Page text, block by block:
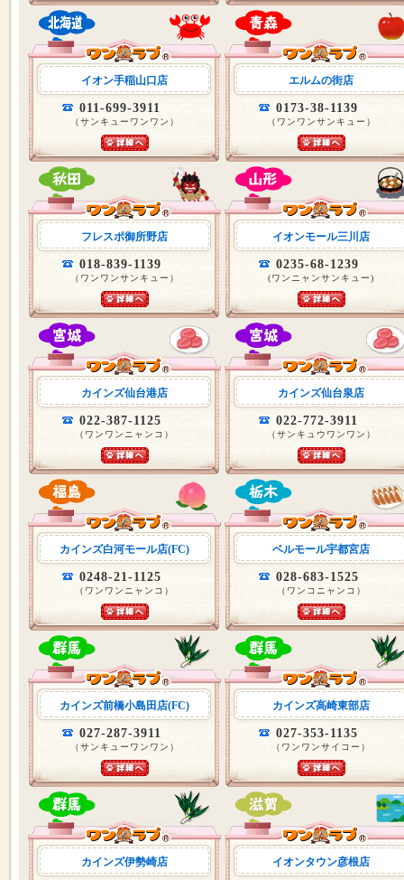
イオン手稲山口店
011-699-3911
（サンキューワンワン）
エルムの街店
0173-38-1139
（ワンワンサンキュー）
フレスポ御所野店
018-839-1139
（ワンワンサンキュー）
イオンモール三川店
0235-68-1239
(ワンニャンサンキュー)
カインズ仙台港店
022-387-1125
（ワンワンニャンコ）
カインズ仙台泉店
022-772-3911
（サンキュウワンワン）
カインズ白河モール店(FC)
0248-21-1125
（ワンワンニャンコ）
ベルモール宇都宮店
028-683-1525
（ワンコニャンコ）
カインズ前橋小島田店(FC)
027-287-3911
（サンキューワンワン）
カインズ高崎東部店
027-353-1135
（ワンワンサイコー）
カインズ伊勢崎店 イオンタウン彦根店